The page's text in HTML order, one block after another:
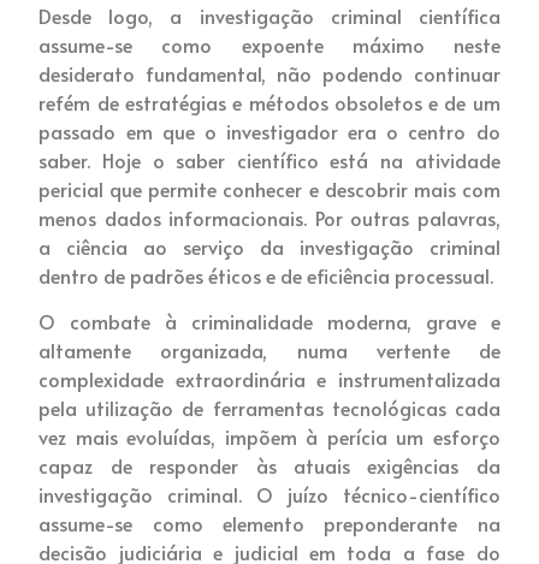
Desde logo, a investigação criminal científica
assume-se como expoente máximo neste
desiderato fundamental, não podendo continuar
refém de estratégias e métodos obsoletos e de um
passado em que o investigador era o centro do
saber. Hoje o saber científico está na atividade
pericial que permite conhecer e descobrir mais com
menos dados informacionais. Por outras palavras,
a ciência ao serviço da investigação criminal
dentro de padrões éticos e de eficiência processual.
O combate à criminalidade moderna, grave e
altamente organizada, numa vertente de
complexidade extraordinária e instrumentalizada
pela utilização de ferramentas tecnológicas cada
vez mais evoluídas, impõem à perícia um esforço
capaz de responder às atuais exigências da
investigação criminal. O juízo técnico-científico
assume-se como elemento preponderante na
decisão judiciária e judicial em toda a fase do